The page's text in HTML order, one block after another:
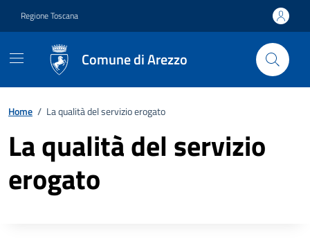
Regione Toscana
Comune di Arezzo
Home / La qualità del servizio erogato
La qualità del servizio
erogato